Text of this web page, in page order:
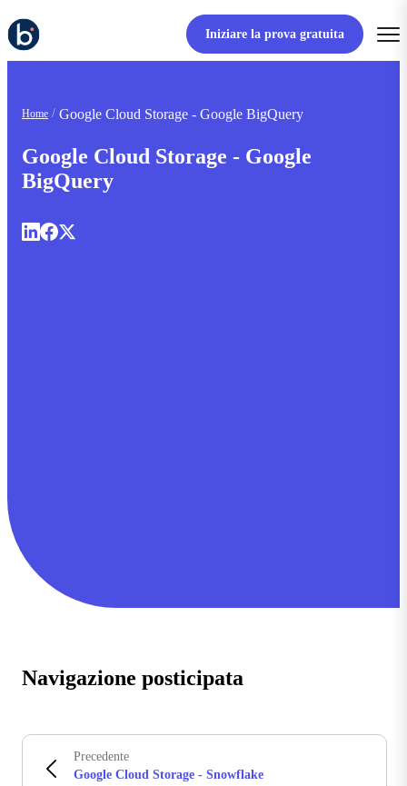
Iniziare la prova gratuita
Home Google Cloud Storage - Google BigQuery
Google Cloud Storage - Google
BigQuery
Navigazione posticipata
Precedente
Google Cloud Storage - Snowflake